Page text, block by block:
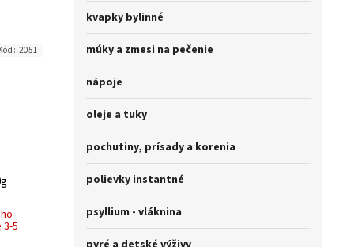
kvapky bylinné
múky a zmesi na pečenie
nápoje
oleje a tuky
pochutiny, prísady a korenia
polievky instantné
psyllium - vláknina
5
2051